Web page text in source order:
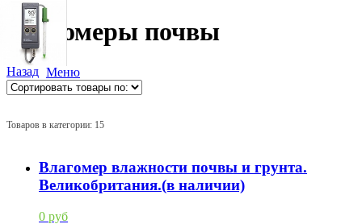
Влогомеры почвы
Назад Меню
Товаров в категории: 15
Влагомер влажности почвы и грунта.
Великобритания.(в наличии)
0 руб